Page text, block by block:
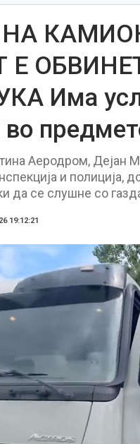
НА
Е
Има
Аеродром, Дејан
и полиција,
да се слушне со
19:12:21